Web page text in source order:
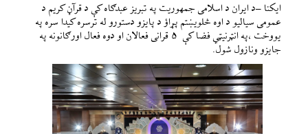
ایکنا –د ایران د اسلامی جمهوریت په تبریز عبدګاه کې د قرآڼ کریم د
عمومی سیالیو د اوه څلویښتم پړاؤ د پایزو دستورو له ترسره کیدا سره په
یووخت ،په انټرنیټي فضا کې ۵ قرانی فعالان او دوه فعال اورګانونه په
جایزو ونازول شول.